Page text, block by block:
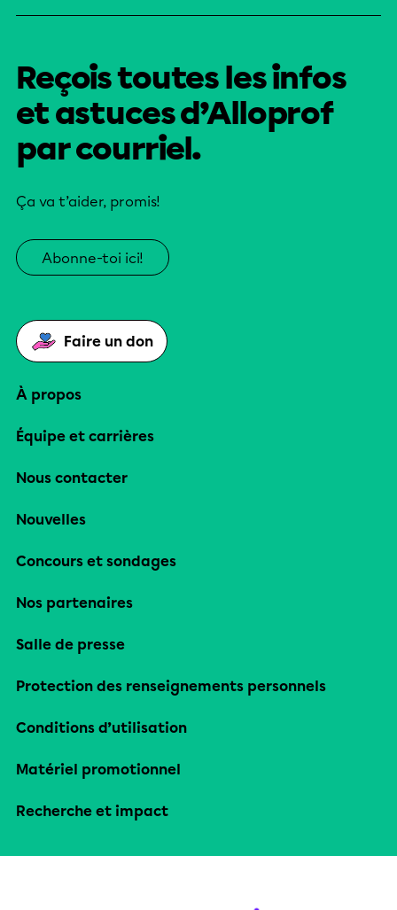
Reçois toutes les infos
et astuces d’Alloprof
par courriel.
Ça va t’aider, promis!
Abonne-toi ici!
Faire un don
À propos
Équipe et carrières
Nous contacter
Nouvelles
Concours et sondages
Nos partenaires
Salle de presse
Protection des renseignements personnels
Conditions d’utilisation
Matériel promotionnel
Recherche et impact